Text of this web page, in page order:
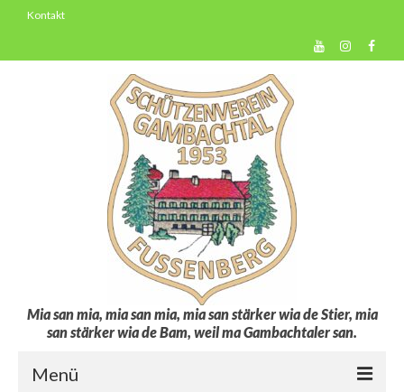
Kontakt
Mia san mia, mia san mia, mia san stärker wia de Stier, mia
san stärker wia de Bam, weil ma Gambachtaler san.
Menü